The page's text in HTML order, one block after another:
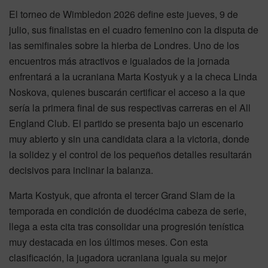
El torneo de Wimbledon 2026 define este jueves, 9 de
julio, sus finalistas en el cuadro femenino con la disputa de
las semifinales sobre la hierba de Londres. Uno de los
encuentros más atractivos e igualados de la jornada
enfrentará a la ucraniana Marta Kostyuk y a la checa Linda
Noskova, quienes buscarán certificar el acceso a la que
sería la primera final de sus respectivas carreras en el All
England Club. El partido se presenta bajo un escenario
muy abierto y sin una candidata clara a la victoria, donde
la solidez y el control de los pequeños detalles resultarán
decisivos para inclinar la balanza.
Marta Kostyuk, que afronta el tercer Grand Slam de la
temporada en condición de duodécima cabeza de serie,
llega a esta cita tras consolidar una progresión tenística
muy destacada en los últimos meses. Con esta
clasificación, la jugadora ucraniana iguala su mejor